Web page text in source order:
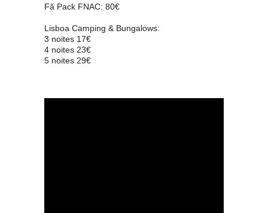
Fã Pack FNAC: 80€
Lisboa Camping & Bungalows:
3 noites 17€
4 noites 23€
5 noites 29€